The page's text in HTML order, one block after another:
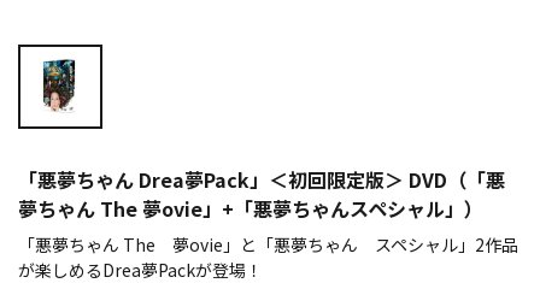
「悪夢ちゃん Drea夢Pack」＜初回限定版＞ DVD（「悪
夢ちゃん The 夢ovie」+「悪夢ちゃんスペシャル」）
「悪夢ちゃん The 夢ovie」と「悪夢ちゃん スペシャル」2作品
が楽しめるDrea夢Packが登場！